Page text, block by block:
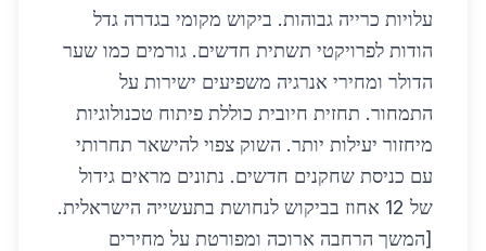
עלויות כרייה גבוהות. ביקוש מקומי בגדרה גדל
הודות לפרויקטי תשתית חדשים. גורמים כמו שער
הדולר ומחירי אנרגיה משפיעים ישירות על
התמחור. תחזית חיובית כוללת פיתוח טכנולוגיות
מיחזור יעילות יותר. השוק צפוי להישאר תחרותי
עם כניסת שחקנים חדשים. נתונים מראים גידול
של 12 אחוז בביקוש לנחושת בתעשייה הישראלית.
[המשך הרחבה ארוכה ומפורטת על מחירים